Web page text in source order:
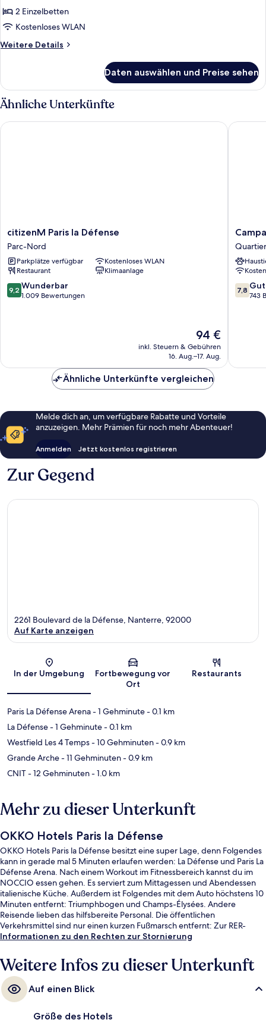
Twin
Room
anzeigen
2 Einzelbetten
Kostenloses WLAN
Weitere Details
Weitere
Room
Daten auswählen und Preise sehen
Ähnliche Unterkünfte
citizenM
Paris
la
Défense
Parc-
Nord
citizenM Paris la Défense
Parc-Nord
Parkplätze verfügbar
Kostenloses WLAN
Restaurant
Klimaanlage
9.2
von
9,2 Wunderbar
1.009 Bewertungen
Der
Preis
beträgt
94 €
inkl. Steuern & Gebühren
16. Aug.–17. Aug.
citizenM Paris la Défense
PRIME
-
La
Défense
Quartier
7.8
von
7,8 Gut
743
Ähnliche Unterkünfte vergleichen
Melde dich an, um verfügbare Rabatte und Vorteile
anzuzeigen. Mehr Prämien für noch mehr Abenteuer!
Anmelden Jetzt kostenlos registrieren
Zur Gegend
Karte
2261 Boulevard de la Défense, Nanterre, 92000
Auf Karte anzeigen
In der Umgebung
Fortbewegung vor
Ort
Restaurants
Paris La Défense Arena- 1 Gehminute- 0.1 km
La Défense- 1 Gehminute- 0.1 km
Westfield Les 4 Temps- 10 Gehminuten- 0.9 km
Grande Arche- 11 Gehminuten- 0.9 km
CNIT- 12 Gehminuten- 1.0 km
Mehr zu dieser Unterkunft
OKKO Hotels Paris la Défense
OKKO Hotels Paris la Défense besitzt eine super Lage, denn Folgendes
kann in gerade mal 5 Minuten erlaufen werden: La Défense und Paris La
Défense Arena. Nach einem Workout im Fitnessbereich kannst du im
NOCCIO essen gehen. Es serviert zum Mittagessen und Abendessen
italienische Küche. Außerdem ist Folgendes mit dem Auto höchstens 10
Minuten entfernt: Triumphbogen und Champs-Élysées. Andere
Reisende lieben das hilfsbereite Personal. Die öffentlichen
Verkehrsmittel sind nur einen kurzen Fußmarsch entfernt: Zur RER-
Station Nanterre Préfecture sind es 8 Minuten und zur U-Bahn-Station
Informationen zu den Rechten zur Stornierung
Weitere Infos zu dieser Unterkunft
Auf einen Blick
Größe des Hotels